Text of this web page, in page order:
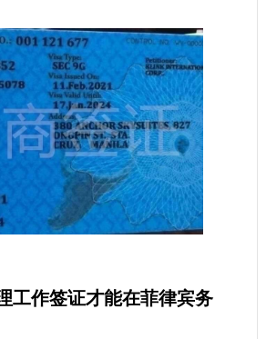
工作签证才能在菲律宾务